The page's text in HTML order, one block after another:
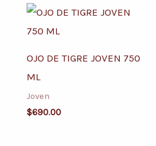
OJO DE TIGRE JOVEN 750
ML
Joven
$690.00